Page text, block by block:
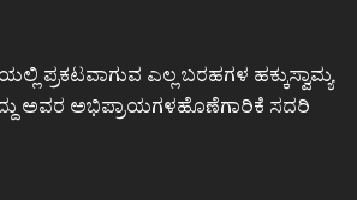
ಪ್ರಕಟವಾಗುವ ಎಲ್ಲ ಬರಹಗಳ ಹಕ್ಕುಸ್ವಾಮ್ಯ
ಅವರ ಅಭಿಪ್ರಾಯಗಳಹೊಣೆಗಾರಿಕೆ ಸದರಿ